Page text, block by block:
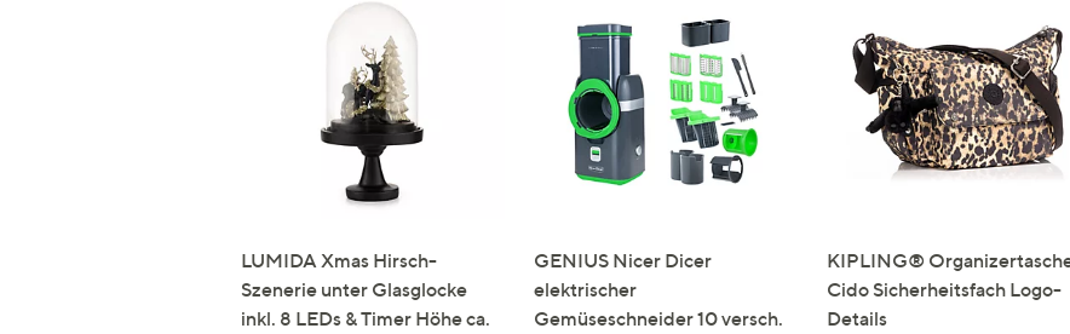
LUMIDA Xmas Hirsch-
Szenerie unter Glasglocke
inkl. 8 LEDs & Timer Höhe ca.
GENIUS Nicer Dicer
elektrischer
Gemüseschneider 10 versch.
KIPLING®
Cido Sicherheitsfach Logo-
Details